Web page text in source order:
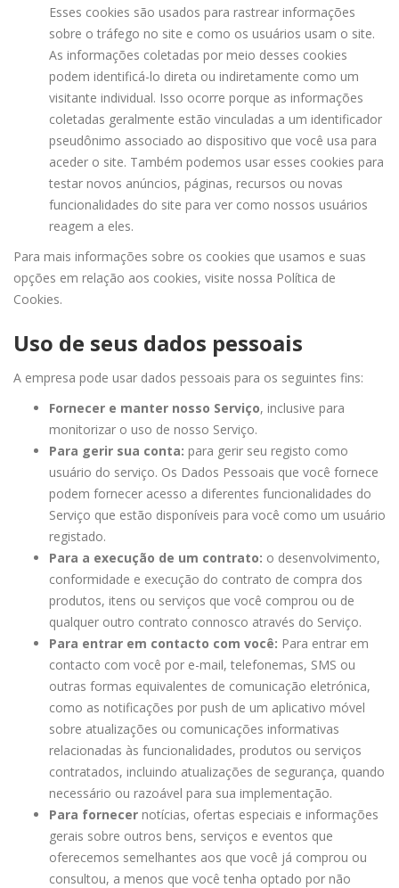
Esses cookies são usados ​​para rastrear informações
sobre o tráfego no site e como os usuários usam o site.
As informações coletadas por meio desses cookies
podem identificá-lo direta ou indiretamente como um
visitante individual. Isso ocorre porque as informações
coletadas geralmente estão vinculadas a um identificador
pseudônimo associado ao dispositivo que você usa para
aceder o site. Também podemos usar esses cookies para
testar novos anúncios, páginas, recursos ou novas
funcionalidades do site para ver como nossos usuários
reagem a eles.
Para mais informações sobre os cookies que usamos e suas
opções em relação aos cookies, visite nossa Política de
Cookies.
Uso de seus dados pessoais
A empresa pode usar dados pessoais para os seguintes fins:
Fornecer e manter nosso Serviço, inclusive para
monitorizar o uso de nosso Serviço.
Para gerir sua conta: para gerir seu registo como
usuário do serviço. Os Dados Pessoais que você fornece
podem fornecer acesso a diferentes funcionalidades do
Serviço que estão disponíveis para você como um usuário
registado.
Para a execução de um contrato: o desenvolvimento,
conformidade e execução do contrato de compra dos
produtos, itens ou serviços que você comprou ou de
qualquer outro contrato connosco através do Serviço.
Para entrar em contacto com você: Para entrar em
contacto com você por e-mail, telefonemas, SMS ou
outras formas equivalentes de comunicação eletrónica,
como as notificações por push de um aplicativo móvel
sobre atualizações ou comunicações informativas
relacionadas às funcionalidades, produtos ou serviços
contratados, incluindo atualizações de segurança, quando
necessário ou razoável para sua implementação.
Para fornecer notícias, ofertas especiais e informações
gerais sobre outros bens, serviços e eventos que
oferecemos semelhantes aos que você já comprou ou
consultou, a menos que você tenha optado por não